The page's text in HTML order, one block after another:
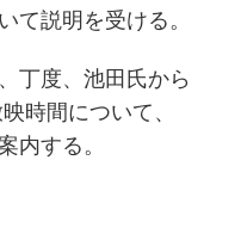
て説明を受ける。
丁度、池田氏から
時間について、
内する。